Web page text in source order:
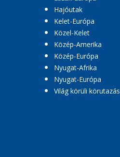
Hajóutak
Kelet-Európa
Közel-Kelet
Közép-Amerika
Közép-Európa
Nyugat-Afrika
Nyugat-Európa
Világ körüli körutazás